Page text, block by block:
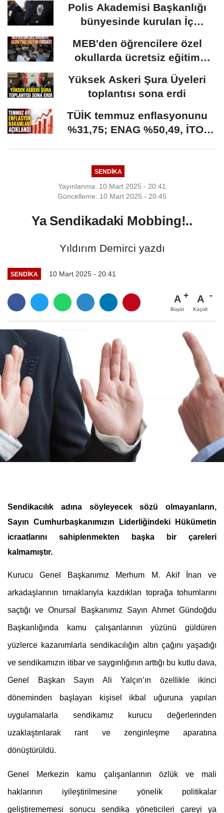
Polis Akademisi Başkanlığı
bünyesinde kurulan İç
MEB'den öğrencilere özel
okullarda ücretsiz eğitim
fırsatı: Başvurular...
Yüksek Askeri Şura Üyeleri
toplantısı sona erdi
TÜİK temmuz enflasyonunu
%31,75; ENAG %50,49, İTO;
SENDİKA
Yayınlanma: 10 Mart 2025 - 20:41
Güncelleme: 10 Mart 2025 - 20:45
Ya Sendikadaki Mobbing!..
Yıldırım Demirci yazdı
SENDİKA 10 Mart 2025 - 20:41
A
Büyüt
A
Küçült
Sendikacılık adına söyleyecek sözü olmayanların,
Sayın Cumhurbaşkanımızın Liderliğindeki Hükümetin
icraatlarını sahiplenmekten başka bir çareleri
kalmamıştır.
Kurucu Genel Başkanımız Merhum M. Akif İnan ve
arkadaşlarının tırnaklarıyla kazdıkları toprağa tohumlarını
saçtığı ve Onursal Başkanımız Sayın Ahmet Gündoğdu
Başkanlığında kamu çalışanlarının yüzünü güldüren
yüzlerce kazanımlarla sendikacılığın altın çağını yaşadığı
ve sendikamızın itibar ve saygınlığının arttığı bu kutlu dava,
Genel Başkan Sayın Ali Yalçın’ın özellikle ikinci
döneminden başlayan kişisel ikbal uğuruna yapılan
uygulamalarla sendikamız kurucu değerlerinden
uzaklaştırılarak rant ve zenginleşme aparatına
dönüştürüldü.
Genel Merkezin kamu çalışanlarının özlük ve mali
haklarının iyileştirilmesine yönelik politikalar
geliştirememesi sonucu sendika yöneticileri çareyi ya